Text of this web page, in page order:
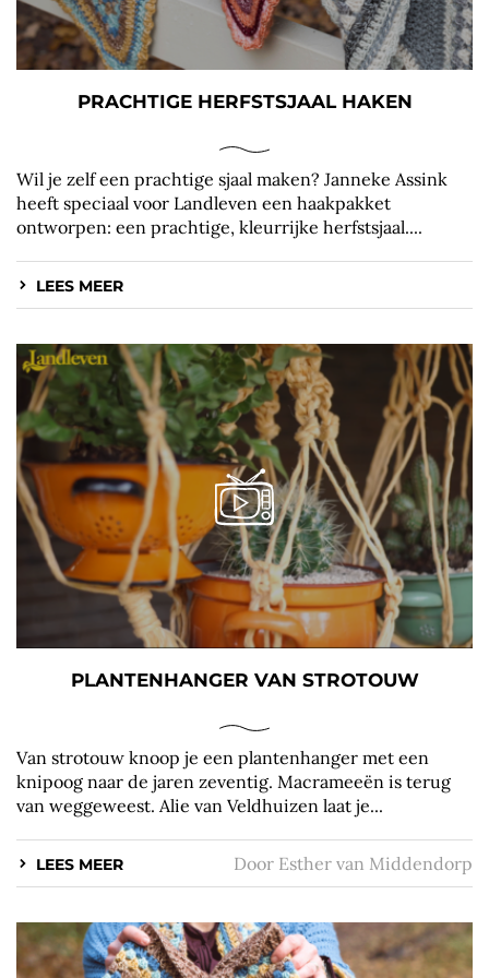
PRACHTIGE HERFSTSJAAL HAKEN
Wil je zelf een prachtige sjaal maken? Janneke Assink
heeft speciaal voor Landleven een haakpakket
ontworpen: een prachtige, kleurrijke herfstsjaal....
LEES MEER
PLANTENHANGER VAN STROTOUW
Van strotouw knoop je een plantenhanger met een
knipoog naar de jaren zeventig. Macrameeën is terug
van weggeweest. Alie van Veldhuizen laat je...
LEES MEER Door Esther van Middendorp